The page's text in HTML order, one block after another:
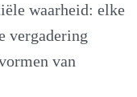
waarheid: elke
vergadering
van